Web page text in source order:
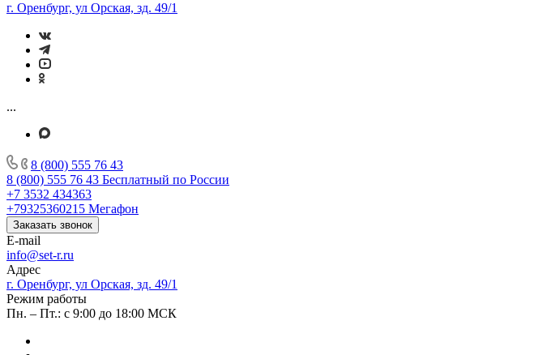
г. Оренбург, ул Орская, зд. 49/1
...
8 (800) 555 76 43
8 (800) 555 76 43 Бесплатный по России
+7 3532 434363
+79325360215 Мегафон
Заказать звонок
E-mail
info@set-r.ru
Адрес
г. Оренбург, ул Орская, зд. 49/1
Режим работы
Пн. – Пт.: с 9:00 до 18:00 МСК